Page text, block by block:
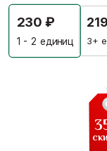
с
бананом
Banana
Lip
230₽
1 - 2 единиц
219
3+